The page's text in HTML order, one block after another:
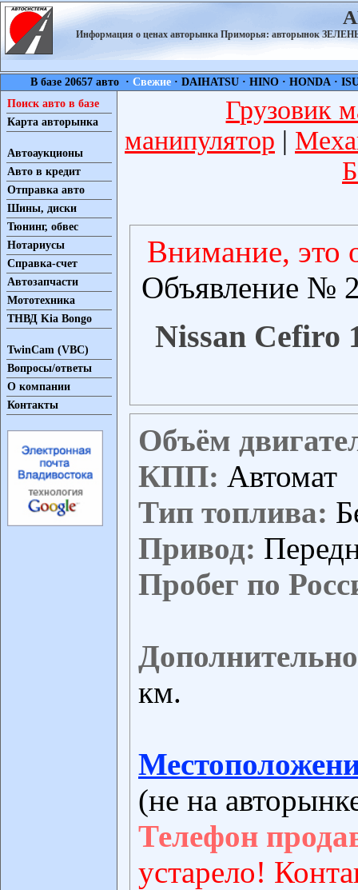
Информация о ценах авторынка Приморья: авторынок
В базе 20657 авто ·Свежие ·DAIHATSU ·HINO ·HONDA ·
Поиск авто в базе
Карта авторынка
Автоаукционы
Авто в кредит
Отправка авто
Шины, диски
Тюнинг, обвес
Нотариусы
Справка-счет
Автозапчасти
Мототехника
ТНВД Kia Bongo
TwinCam (VBC)
Вопросы/ответы
О компании
Контакты
Грузовик
манипулятор |
Внимание, это
Объявление №
Nissan Cefiro
Объём
КПП: Автомат
Тип топлива:
Привод:
Пробег по
км.
(не на
Телефон
устарело!